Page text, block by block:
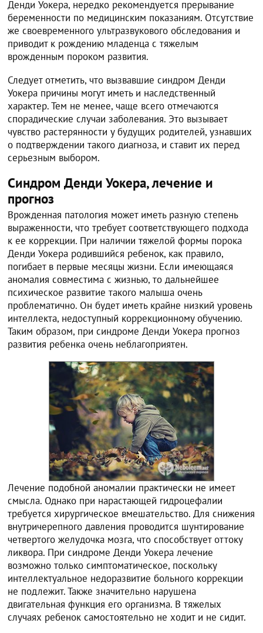
Денди Уокера, нередко рекомендуется прерывание
беременности по медицинским показаниям. Отсутствие
же своевременного ультразвукового обследования и
приводит к рождению младенца с тяжелым
врожденным пороком развития.
Следует отметить, что вызвавшие синдром Денди
Уокера причины могут иметь и наследственный
характер. Тем не менее, чаще всего отмечаются
спорадические случаи заболевания. Это вызывает
чувство растерянности у будущих родителей, узнавших
о подтверждении такого диагноза, и ставит их перед
серьезным выбором.
Синдром Денди Уокера, лечение и
прогноз
Врожденная патология может иметь разную степень
выраженности, что требует соответствующего подхода
к ее коррекции. При наличии тяжелой формы порока
Денди Уокера родившийся ребенок, как правило,
погибает в первые месяцы жизни. Если имеющаяся
аномалия совместима с жизнью, то дальнейшее
психическое развитие такого малыша очень
проблематично. Он будет иметь крайне низкий уровень
интеллекта, недоступный коррекционному обучению.
Таким образом, при синдроме Денди Уокера прогноз
развития ребенка очень неблагоприятен.
Лечение подобной аномалии практически не имеет
смысла. Однако при нарастающей гидроцефалии
требуется хирургическое вмешательство. Для снижения
внутричерепного давления проводится шунтирование
четвертого желудочка мозга, что способствует оттоку
ликвора. При синдроме Денди Уокера лечение
возможно только симптоматическое, поскольку
интеллектуальное недоразвитие больного коррекции
не подлежит. Также значительно нарушена
двигательная функция его организма. В тяжелых
случаях ребенок самостоятельно не ходит и не сидит.